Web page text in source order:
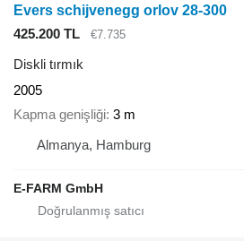
Evers schijvenegg orlov 28-300
425.200 TL
€7.735
Diskli tırmık
2005
Kapma genişliği 3 m
Almanya, Hamburg
E-FARM GmbH